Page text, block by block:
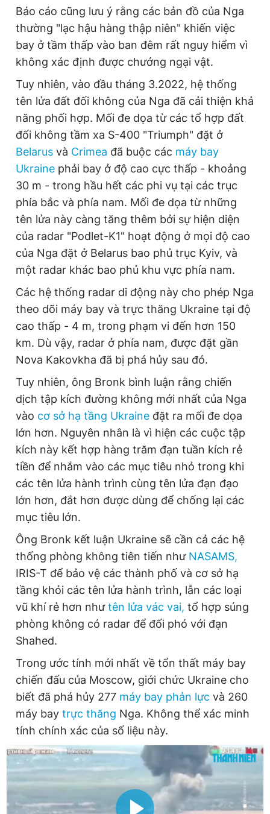
Báo cáo cũng lưu ý rằng các bản đồ của Nga
thường "lạc hậu hàng thập niên" khiến việc
bay ở tầm thấp vào ban đêm rất nguy hiểm vì
không xác định được chướng ngại vật.
Tuy nhiên, vào đầu tháng 3.2022, hệ thống
tên lửa đất đối không của Nga đã cải thiện khả
năng phối hợp. Mối đe dọa từ các tổ hợp đất
đối không tầm xa S-400 "Triumph" đặt ở
Belarus và Crimea đã buộc các máy bay
Ukraine phải bay ở độ cao cực thấp - khoảng
30 m - trong hầu hết các phi vụ tại các trục
phía bắc và phía nam. Mối đe dọa từ những
tên lửa này càng tăng thêm bởi sự hiện diện
của radar "Podlet-K1" hoạt động ở mọi độ cao
của Nga đặt ở Belarus bao phủ trục Kyiv, và
một radar khác bao phủ khu vực phía nam.
Các hệ thống radar di động này cho phép Nga
theo dõi máy bay và trực thăng Ukraine tại độ
cao thấp - 4 m, trong phạm vi đến hơn 150
km. Dù vậy, radar ở phía nam, được đặt gần
Nova Kakovkha đã bị phá hủy sau đó.
Tuy nhiên, ông Bronk bình luận rằng chiến
dịch tập kích đường không mới nhất của Nga
vào cơ sở hạ tầng Ukraine đặt ra mối đe dọa
lớn hơn. Nguyên nhân là vì hiện các cuộc tập
kích này kết hợp hàng trăm đạn tuần kích rẻ
tiền để nhắm vào các mục tiêu nhỏ trong khi
các tên lửa hành trình cùng tên lửa đạn đạo
lớn hơn, đắt hơn được dùng để chống lại các
mục tiêu lớn.
Ông Bronk kết luận Ukraine sẽ cần cả các hệ
thống phòng không tiên tiến như NASAMS,
IRIS-T để bảo vệ các thành phố và cơ sở hạ
tầng khỏi các tên lửa hành trình, lẫn các loại
vũ khí rẻ hơn nhưtên lửa vác vai, tổ hợp súng
phòng không có radar để đối phó với đạn
Shahed.
Trong ước tính mới nhất về tổn thất máy bay
chiến đấu của Moscow, giới chức Ukraine cho
biết đã phá hủy 277 máy bay phản lực và 260
máy bay trực thăng Nga. Không thể xác minh
tính chính xác của số liệu này.